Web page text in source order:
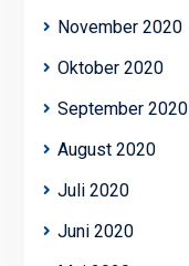
November 2020
Oktober 2020
September 2020
August 2020
Juli 2020
Juni 2020